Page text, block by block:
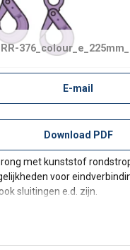
RR-
E-mail
Download PDF
met kunststof
voor
sluitingen e.d. zijn.